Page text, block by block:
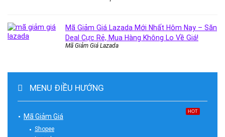
Mã Giảm Giá Lazada Mới Nhất Hôm Nay – Săn
Deal Cực Rẻ, Mua Hàng Không Lo Về Giá!
Mã Giảm Giá Lazada
MENU ĐIỀU HƯỚNG
Mã Giảm Giá
HOT
Shopee